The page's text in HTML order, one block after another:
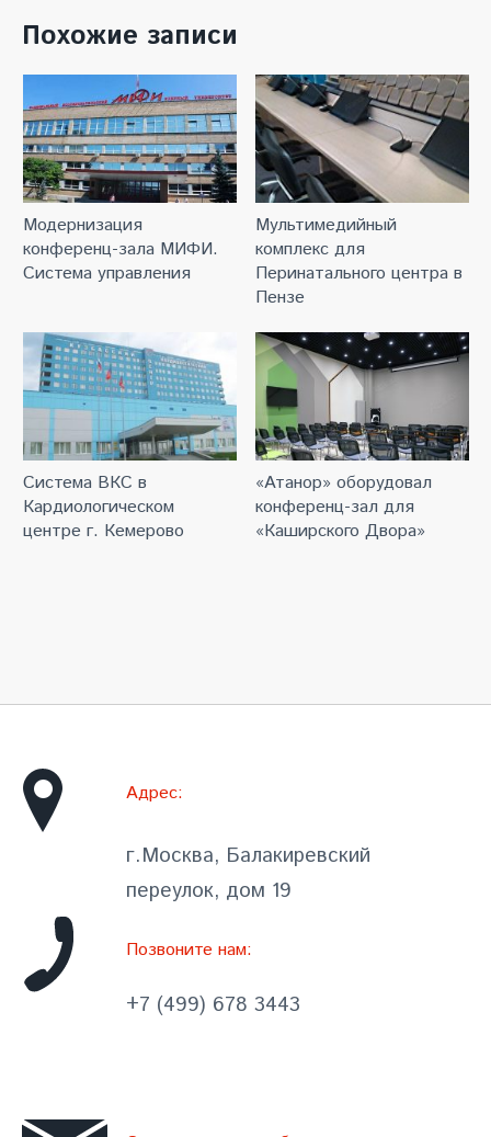
Похожие записи
Модернизация
конференц-зала МИФИ.
Система управления
Мультимедийный
комплекс для
Перинатального центра в
Пензе
Система ВКС в
Кардиологическом
центре г. Кемерово
«Атанор» оборудовал
конференц-зал для
«Каширского Двора»
Адрес:
г.Москва, Балакиревский
переулок, дом 19
Позвоните нам:
+7 (499) 678 3443